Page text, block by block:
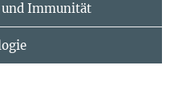
und Immunität